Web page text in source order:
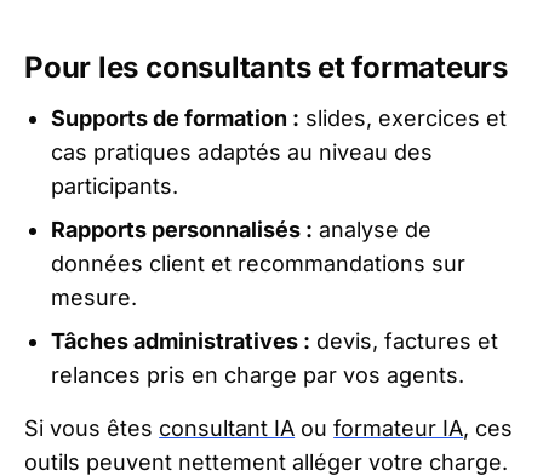
Pour les consultants et formateurs
Supports de formation : slides, exercices et
cas pratiques adaptés au niveau des
participants.
Rapports personnalisés : analyse de
données client et recommandations sur
mesure.
Tâches administratives : devis, factures et
relances pris en charge par vos agents.
Si vous êtes consultant IA ouformateur IA, ces
outils peuvent nettement alléger votre charge.